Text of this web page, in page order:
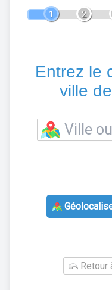
1 2
Entrez le
ville
Retour